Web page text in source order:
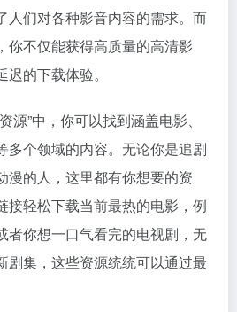
人们对各种影音内容的需求。而
你不仅能获得高质量的高清影
的下载体验。
源”中，你可以找到涵盖电影、
多个领域的内容。无论你是追剧
漫的人，这里都有你想要的资
接轻松下载当前最热的电影，例
者你想一口气看完的电视剧，无
剧集，这些资源统统可以通过最